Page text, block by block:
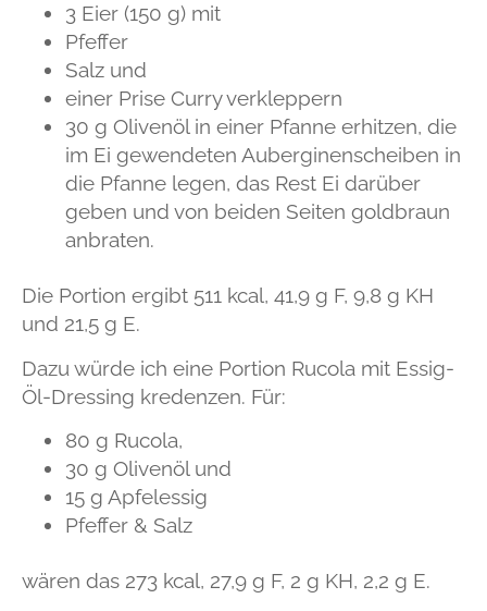
3 Eier (150 g) mit
Pfeffer
Salz und
einer Prise Curry verkleppern
30 g Olivenöl in einer Pfanne erhitzen, die
im Ei gewendeten Auberginenscheiben in
die Pfanne legen, das Rest Ei darüber
geben und von beiden Seiten goldbraun
anbraten.
Die Portion ergibt 511 kcal, 41,9 g F, 9,8 g KH
und 21,5 g E.
Dazu würde ich eine Portion Rucola mit Essig-
Öl-Dressing kredenzen. Für:
80 g Rucola,
30 g Olivenöl und
15 g Apfelessig
Pfeffer & Salz
wären das 273 kcal, 27,9 g F, 2 g KH, 2,2 g E.